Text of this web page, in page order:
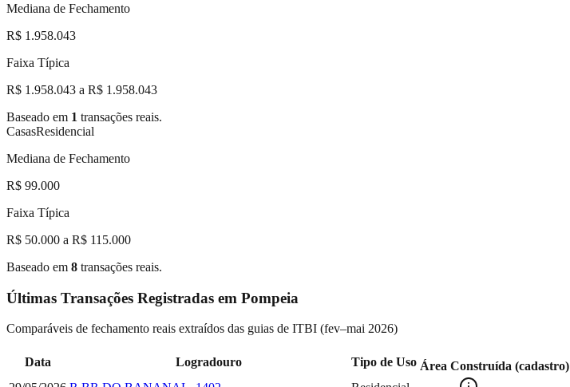
Mediana de Fechamento
R$ 1.958.043
Faixa Típica
R$ 1.958.043 a R$ 1.958.043
Baseado em 1 transações reais.
CasasResidencial
Mediana de Fechamento
R$ 99.000
Faixa Típica
R$ 50.000 a R$ 115.000
Baseado em 8 transações reais.
Últimas Transações Registradas em Pompeia
Comparáveis de fechamento reais extraídos das guias de ITBI (fev–mai 2026)
Data Logradouro Tipo de Uso Área Construída (cadastro)